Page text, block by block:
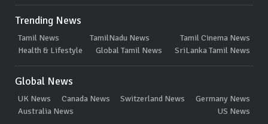
Trending News
Tamil News TamilNadu News
Tamil Cinema News
Health & Lifestyle
Global Tamil News SriLanka Tamil News
Global News
UK News Canada News Switzerland News
Germany News
Australia News
US News